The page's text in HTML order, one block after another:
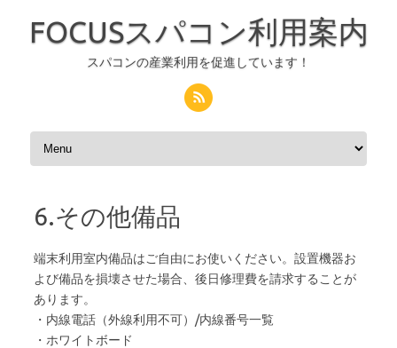
FOCUSスパコン利用案内
スパコンの産業利用を促進しています！
コンテンツへスキップ
6.その他備品
端末利用室内備品はご自由にお使いください。設置機器お
よび備品を損壊させた場合、後日修理費を請求することが
あります。
・内線電話（外線利用不可）/内線番号一覧
・ホワイトボード